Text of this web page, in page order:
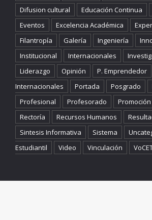
Difusion cultural
Educación Continua
Eventos
Excelencia Académica
Filantropía
Galería Ingeniería
Institucional
Internacionales
Liderazgo
Opinión P. Emprendedor
Internacionales
Portada Posgrado
Profesional
Profesorado
Rectoría
Recursos Humanos
Sintesis Informativa
Sistema
Estudiantil
Video Vinculación